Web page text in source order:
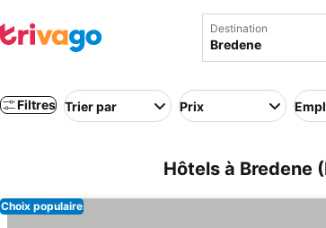
Destination
Filtres Trier par Prix
Hôtels à Bredene
Choix populaire